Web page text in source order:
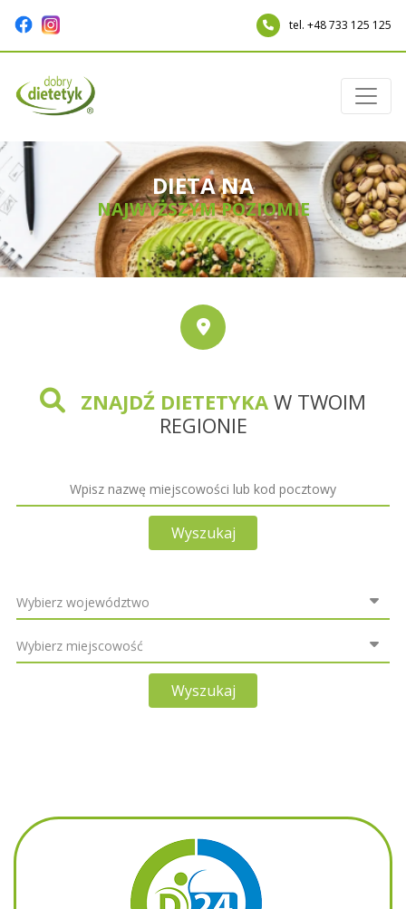
tel. +48 733 125 125
DIETA NA
NAJWYŻSZYM POZIOMIE
ZNAJDŹ DIETETYKA W TWOIM
REGIONIE
Wyszukaj
Wyszukaj